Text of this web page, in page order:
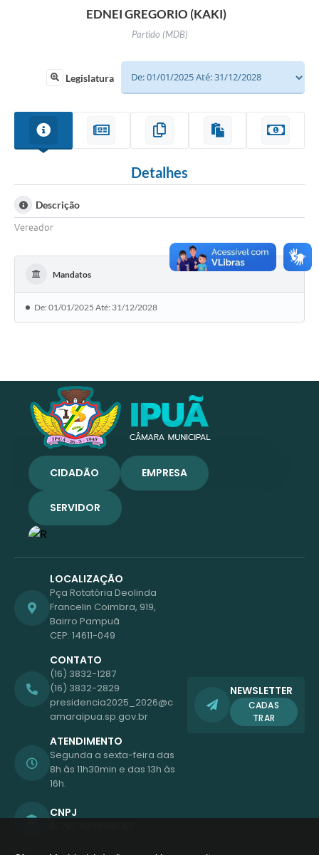
EDNEI GREGORIO (KAKI)
Partido (MDB)
Legislatura
Detalhes
Descrição
Vereador
Mandatos
De: 01/01/2025 Até: 31/12/2028
LOCALIZAÇÃO
Pça Rotatória Deolinda
Francelin Coimbra, 919,
Bairro Pampuã
CEP: 14611-049
CONTATO
(16) 3832-1287
(16) 3832-2829
presidencia2025_2026@c
amaraipua.sp.gov.br
ATENDIMENTO
Segunda a sexta-feira das
8h às 11h30min e das 13h às
16h.
CNPJ
NEWSLETTER
CADAS
TRAR
CIDADÃO EMPRESA
SERVIDOR